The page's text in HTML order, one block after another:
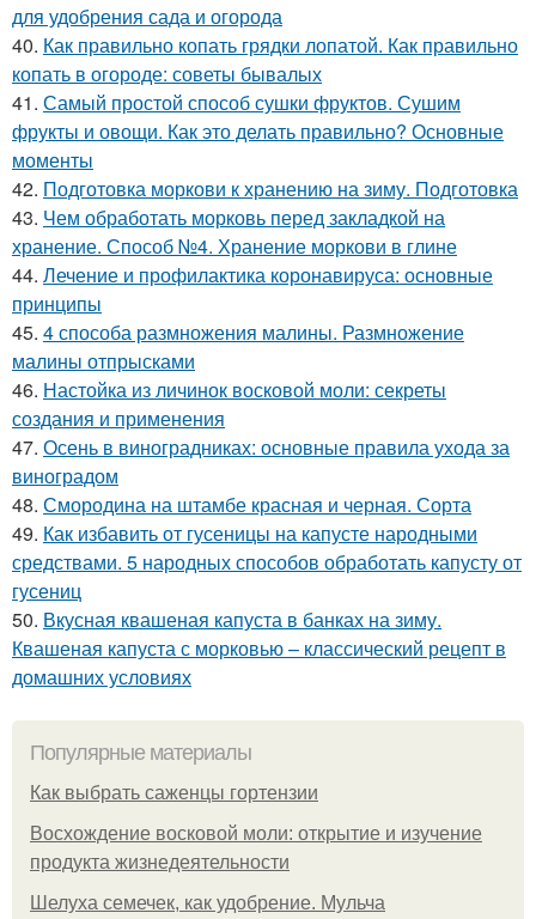
для удобрения сада и огорода
40. Как правильно копать грядки лопатой. Как правильно
копать в огороде: советы бывалых
41. Самый простой способ сушки фруктов. Сушим
фрукты и овощи. Как это делать правильно? Основные
моменты
42. Подготовка моркови к хранению на зиму. Подготовка
43. Чем обработать морковь перед закладкой на
хранение. Способ №4. Хранение моркови в глине
44. Лечение и профилактика коронавируса: основные
принципы
45. 4 способа размножения малины. Размножение
малины отпрысками
46. Настойка из личинок восковой моли: секреты
создания и применения
47. Осень в виноградниках: основные правила ухода за
виноградом
48. Смородина на штамбе красная и черная. Сорта
49. Как избавить от гусеницы на капусте народными
средствами. 5 народных способов обработать капусту от
гусениц
50. Вкусная квашеная капуста в банках на зиму.
Квашеная капуста с морковью – классический рецепт в
домашних условиях
Популярные материалы
Как выбрать саженцы гортензии
Восхождение восковой моли: открытие и изучение
продукта жизнедеятельности
Шелуха семечек, как удобрение. Мульча